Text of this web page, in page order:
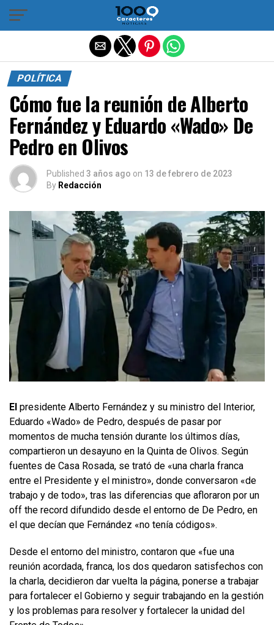
POLÍTICA
Cómo fue la reunión de Alberto
Fernández y Eduardo «Wado» De
Pedro en Olivos
Published 3 años ago on 13 de febrero de 2023
By Redacción
El presidente Alberto Fernández y su ministro del Interior,
Eduardo «Wado» de Pedro, después de pasar por
momentos de mucha tensión durante los últimos días,
compartieron un desayuno en la Quinta de Olivos. Según
fuentes de Casa Rosada, se trató de «una charla franca
entre el Presidente y el ministro», donde conversaron «de
trabajo y de todo», tras las diferencias que afloraron por un
off the record difundido desde el entorno de De Pedro, en
el que decían que Fernández «no tenía códigos».
Desde el entorno del ministro, contaron que «fue una
reunión acordada, franca, los dos quedaron satisfechos con
la charla, decidieron dar vuelta la página, ponerse a trabajar
para fortalecer el Gobierno y seguir trabajando en la gestión
y los problemas para resolver y fortalecer la unidad del
Salir de la versión móvil